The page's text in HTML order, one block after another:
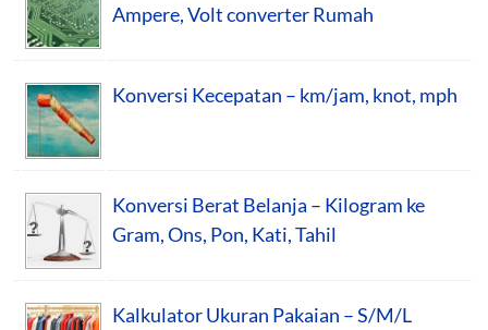
Ampere, Volt converter Rumah
Konversi Kecepatan – km/jam, knot, mph
Konversi Berat Belanja – Kilogram ke
Gram, Ons, Pon, Kati, Tahil
Kalkulator Ukuran Pakaian – S/M/L